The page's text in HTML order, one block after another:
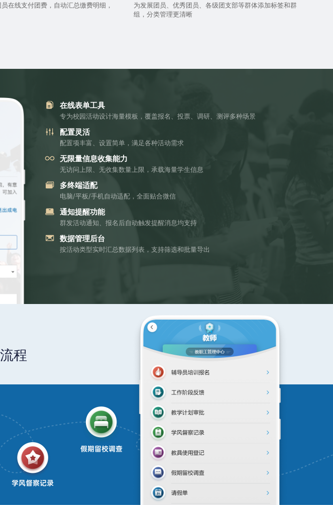
在线支付团费，自动汇总缴费明细，
为发展团员、优秀团员、各级团支部等群体添加标签和群
组，分类管理更清晰
在线表单工具
专为校园活动设计海量模板，覆盖报名、投票、调研、测评多种场景
配置灵活
配置项丰富、设置简单，满足各种活动需求
无限量信息收集能力
无访问上限、无收集数量上限，承载海量学生信息
多终端适配
电脑/平板/手机自动适配，全面贴合微信
通知提醒功能
群发活动通知、报名后自动触发提醒消息均支持
数据管理后台
按活动类型实时汇总数据列表，支持筛选和批量导出
程